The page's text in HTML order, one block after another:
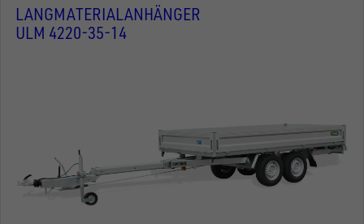
LANGMATERIALANHÄNGER
ULM 4220-35-14